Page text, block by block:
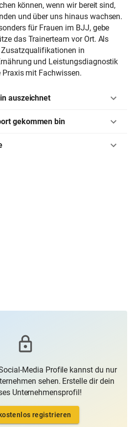
können, wenn wir bereit sind,
und über uns hinaus wachsen.
für Frauen im BJJ, gebe
das Trainerteam vor Ort. Als
in
und Leistungsdiagnostik
mit Fachwissen.
auszeichnet
gekommen bin
Media Profile kannst du nur
sehen. Erstelle dir dein
Unternehmensprofil!
registrieren